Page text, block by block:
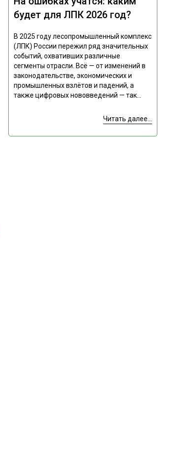
будет для ЛПК 2026 год?
В 2025 году лесопромышленный комплекс
(ЛПК) России пережил ряд значительных
событий, охвативших различные
сегменты отрасли. Всё — от изменений в
законодательстве, экономических и
промышленных взлётов и падений, а
также цифровых нововведений — так...
Читать далее...